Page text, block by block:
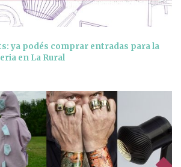
ya podés comprar entradas para la
en La Rural